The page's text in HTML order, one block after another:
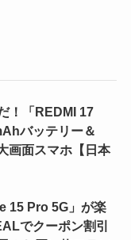
！「REDMI 17
バッテリー＆
画面スマホ【日本
15 Pro 5G」が楽
でクーポン割引